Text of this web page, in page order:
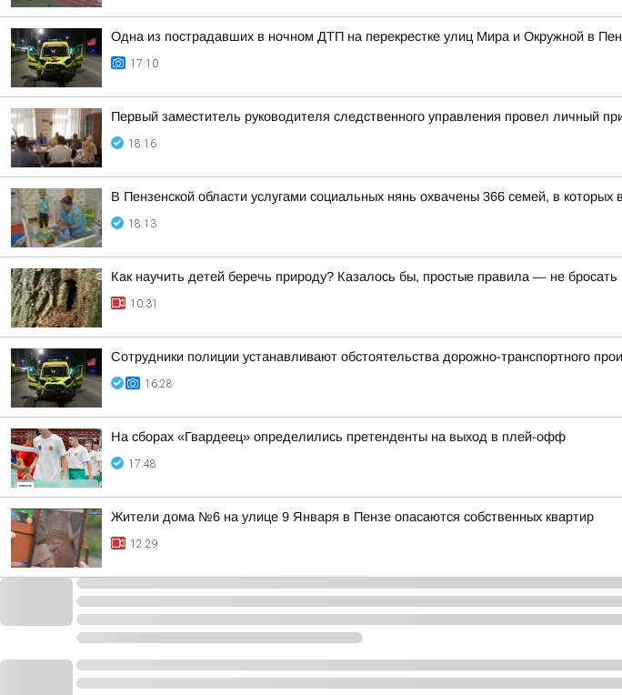
Одна из пострадавших в ночном ДТП на перекрестке улиц Мира и Окружной в
17:10
Первый заместитель руководителя следственного управления провел личный
18:16
В Пензенской области услугами социальных нянь охвачены 366 семей, в которых
18:13
Как научить детей беречь природу? Казалось бы, простые правила — не
10:31
Сотрудники полиции устанавливают обстоятельства дорожно-транспортного
16:28
На сборах «Гвардеец» определились претенденты на выход в плей-офф
17:48
Жители дома №6 на улице 9 Января в Пензе опасаются собственных квартир
12:29